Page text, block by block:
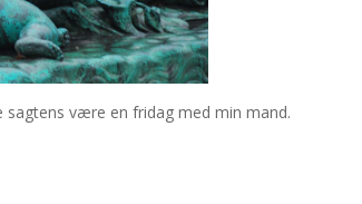
være en fridag med min mand.